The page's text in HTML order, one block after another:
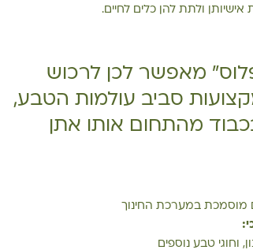
ולתת להן כלים לחיים.
מאפשר לכן לרכוש
סביב עולמות הטבע,
מהתחום אותו אתן
מוסמכת במערכת החינוך
וחוגי טבע נוספים